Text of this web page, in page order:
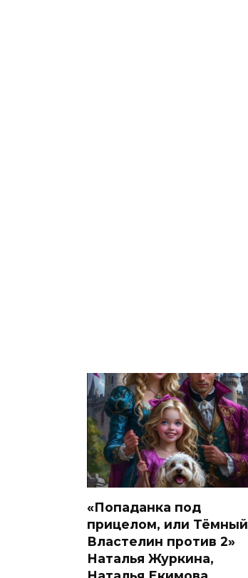
«Попаданка под
прицелом, или Тёмный
Властелин против 2»
Наталья Журкина,